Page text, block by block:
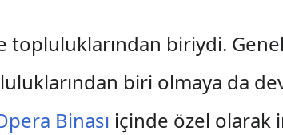
topluluklarından biriydi.
biri olmaya da
Binası içinde özel olarak